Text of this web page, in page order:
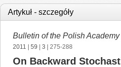
Artykuł - szczegóły
Bulletin of the Polish
2011 59 3 | 275-288
On Backward